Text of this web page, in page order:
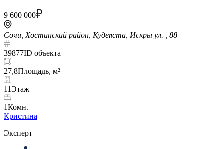
9 600 000
Сочи, Хостинский район, Кудепста, Искры ул. , 88
39877ID объекта
27,8Площадь, м²
11Этаж
1Комн.
Кристина
Эксперт